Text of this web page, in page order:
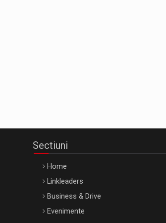
Sectiuni
Home
Linkleaders
Business & Drive
Evenimente